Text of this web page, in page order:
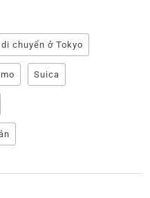
di chuyển ở Tokyo
Suica